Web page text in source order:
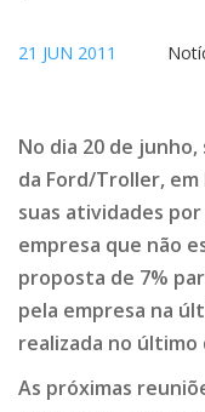
21 JUN 2011
No dia 20 de
da Ford/Troller,
suas atividades
empresa que não
proposta de 7%
pela empresa na
realizada no último
As próximas